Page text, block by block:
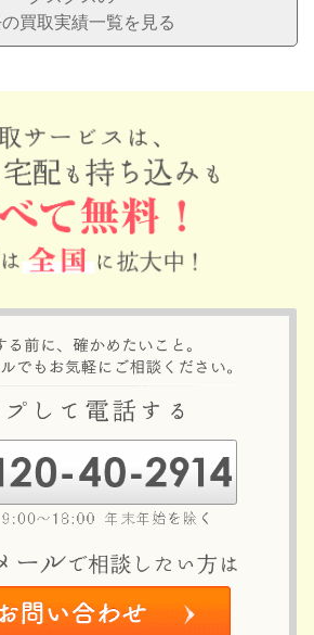
買取実績一覧を見る